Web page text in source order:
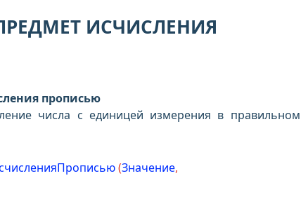
ИСЧИСЛЕНИЯ
прописью
числа с единицей измерения в правильном
(Значение,